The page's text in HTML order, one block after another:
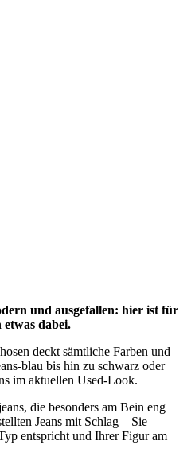
und ausgefallen: hier ist für
etwas dabei.
deckt sämtliche Farben und
blau bis hin zu schwarz oder
im aktuellen Used-Look.
die besonders am Bein eng
Jeans mit Schlag – Sie
entspricht und Ihrer Figur am